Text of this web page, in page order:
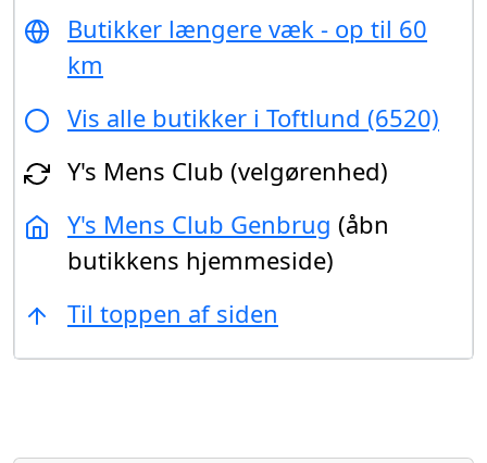
Butikker længere væk - op til 60
km
Vis alle butikker i Toftlund (6520)
Y's Mens Club (velgørenhed)
Y's Mens Club Genbrug (åbn
butikkens hjemmeside)
Til toppen af siden